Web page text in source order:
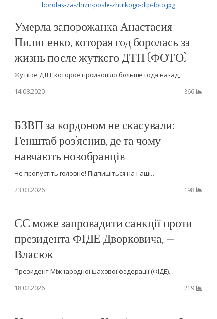
Умерла запорожанка Анастасия
Пилипенко, которая год боролась за
жизнь после жуткого ДТП (ФОТО)
Жуткое ДТП, которое произошло больше года назад,…
14.08.2020
866
БЗВП за кордоном не скасували:
Генштаб роз’яснив, де та чому
навчають новобранців
Не пропустіть головне! Підпишіться на наші…
23.03.2026
198
ЄС може запровадити санкції проти
президента ФІДЕ Дворковича, —
Власюк
Президент Міжнародної шахової федерації (ФІДЕ)…
18.02.2026
219